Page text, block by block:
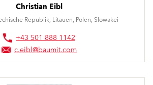
Christian Eibl
Republik, Litauen, Polen, Slowakei
+43 501 888 1142
c.eibl@baumit.com